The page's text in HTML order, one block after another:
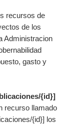
recursos de
de los
Administracion
gasto y
{id}]
recurso llamado
{id}] los